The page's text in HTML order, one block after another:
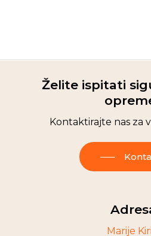
Želite ispitati
Kontaktirajte nas za
Marije